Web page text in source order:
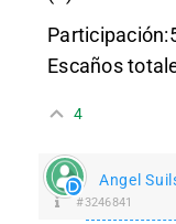
Escaños
4
Angel
#3246841